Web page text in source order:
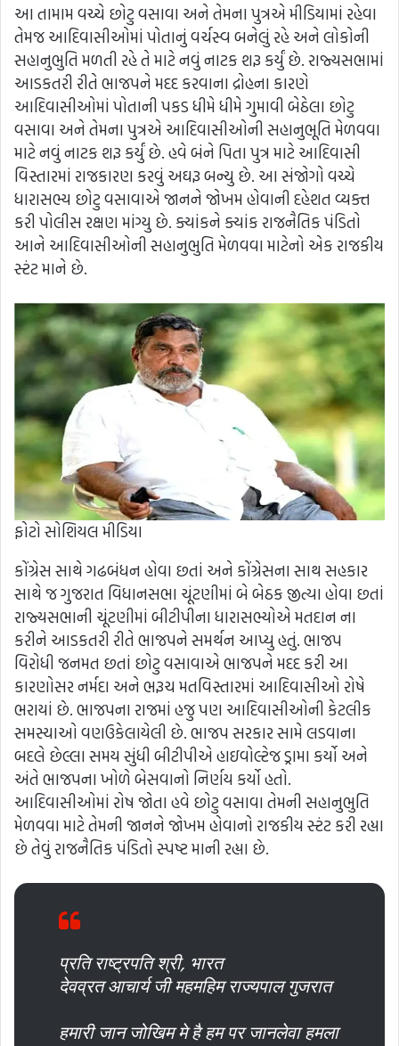
આ તામામ વચ્ચે છોટુ વસાવા અને તેમના પુત્રએ મીડિયામાં રહેવા
તેમજ આદિવાસીઓમાં પોતાનું વર્ચસ્વ બનેલું રહે અને લોકોની
સહાનુભુતિ મળતી રહે તે માટે નવું નાટક શરૂ કર્યું છે. રાજ્યસભામાં
આડકતરી રીતે ભાજપને મદદ કરવાના દ્રોહના કારણે
આદિવાસીઓમાં પોતાની પકડ ધીમે ધીમે ગુમાવી બેઠેલા છોટુ
વસાવા અને તેમના પુત્રએ આદિવાસીઓની સહાનુભૂતિ મેળવવા
માટે નવું નાટક શરૂ કર્યું છે. હવે બંને પિતા પુત્ર માટે આદિવાસી
વિસ્તારમાં રાજકારણ કરવું અઘરૂ બન્યુ છે. આ સંજોગો વચ્ચે
ધારાસભ્ય છોટુ વસાવાએ જાનને જોખમ હોવાની દહેશત વ્યક્ત
કરી પોલીસ રક્ષણ માંગ્યુ છે. ક્યાંકને ક્યાંક રાજનૈતિક પંડિતો
આને આદિવાસીઓની સહાનુભુતિ મેળવવા માટેનો એક રાજકીય
સ્ટંટ માને છે.
ફોટો સોશિયલ મીડિયા
કોંગ્રેસ સાથે ગઢબંધન હોવા છતાં અને કોંગ્રેસના સાથ સહકાર
સાથે જ ગુજરાત વિધાનસભા ચૂંટણીમાં બે બેઠક જીત્યા હોવા છતાં
રાજ્યસભાની ચૂંટણીમાં બીટીપીના ધારાસભ્યોએ મતદાન ના
કરીને આડકતરી રીતે ભાજપને સમર્થન આપ્યુ હતું. ભાજપ
વિરોધી જનમત છતાં છોટુ વસાવાએ ભાજપને મદદ કરી આ
કારણોસર નર્મદા અને ભરૂચ મતવિસ્તારમાં આદિવાસીઓ રોષે
ભરાયાં છે. ભાજપના રાજમાં હજુ પણ આદિવાસીઓની કેટલીક
સમસ્યાઓ વણઉકેલાયેલી છે. ભાજપ સરકાર સામે લડવાના
બદલે છેલ્લા સમય સુંધી બીટીપીએ હાઇવોલ્ટેજ ડ્રામા કર્યો અને
અંતે ભાજપના ખોળે બેસવાનો નિર્ણય કર્યો હતો.
આદિવાસીઓમાં રોષ જોતા હવે છોટુ વસાવા તેમની સહાનુભુતિ
મેળવવા માટે તેમની જાનને જોખમ હોવાનો રાજકીય સ્ટંટ કરી રહ્યા
છે તેવું રાજનૈતિક પંડિતો સ્પષ્ટ માની રહ્યા છે.
प्रति राष्ट्रपति श्री, भारत
देवव्रत आचार्य जी महमहिम राज्यपाल गुजरात
हमारी जान जोखिम मे है हम पर जानलेवा हमला